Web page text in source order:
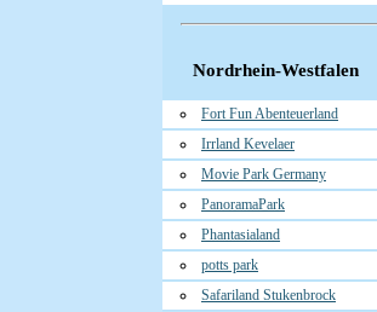
Nordrhein-Westfalen
Fort Fun Abenteuerland
Irrland Kevelaer
Movie Park Germany
PanoramaPark
Phantasialand
potts park
Safariland Stukenbrock